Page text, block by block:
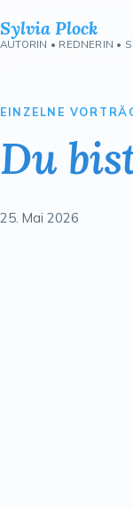
Sylvia Plock
AUTORIN • REDNERIN •
EINZELNE
Du
25. Mai 2026